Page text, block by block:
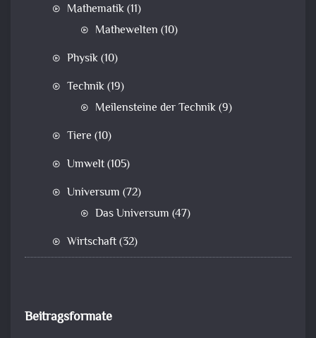
Mathematik(11)
Mathewelten (10)
Physik(10)
Technik(19)
Meilensteine der Technik(9)
Tiere (10)
Umwelt(105)
Universum (72)
Das Universum (47)
Wirtschaft(32)
Beitragsformate